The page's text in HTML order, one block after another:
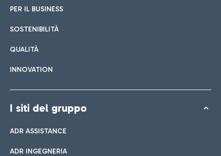
PER IL BUSINESS
SOSTENIBILITÀ
QUALITÀ
INNOVATION
I siti del gruppo
ADR ASSISTANCE
ADR INGEGNERIA